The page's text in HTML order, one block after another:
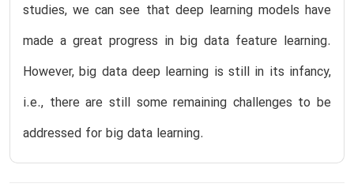
studies, we can see that deep learning models have
made a great progress in big data feature learning.
However, big data deep learning is still in its infancy,
i.e., there are still some remaining challenges to be
addressed for big data learning.